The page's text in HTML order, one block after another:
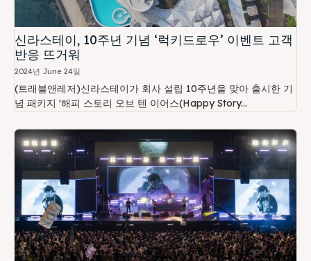
신라스테이, 10주년 기념 ‘럭키드로우’ 이벤트 고객
반응 뜨거워
2024년 June 24일
(트래블앤레저)신라스테이가 회사 설립 10주년을 맞아 출시한 기
념 패키지 '해피 스토리 오브 텐 이어스(Happy Story...